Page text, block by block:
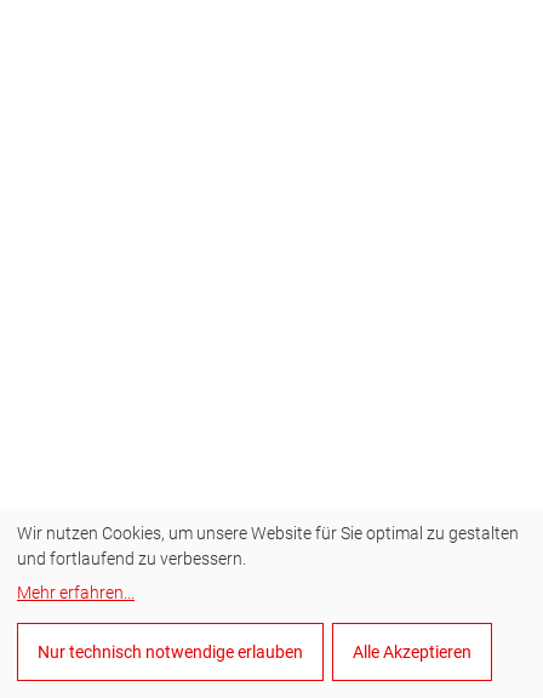
Wir nutzen Cookies, um unsere Website für Sie optimal zu gestalten
und fortlaufend zu verbessern.
Mehr erfahren
Nur technisch notwendige erlauben Alle Akzeptieren